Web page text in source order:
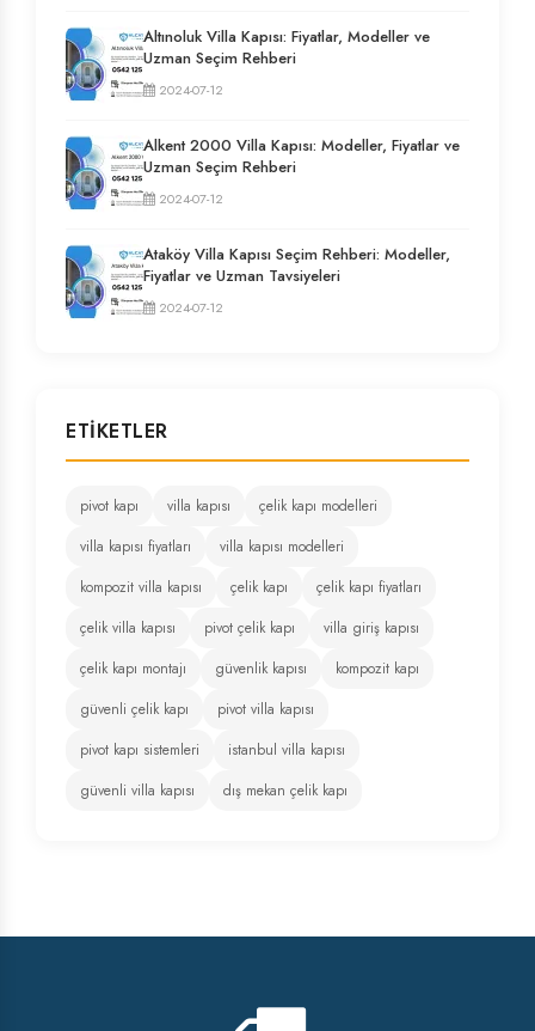
Altınoluk Villa Kapısı: Fiyatlar, Modeller ve
Uzman Seçim Rehberi
2024-07-12
Alkent 2000 Villa Kapısı: Modeller, Fiyatlar ve
Uzman Seçim Rehberi
2024-07-12
Ataköy Villa Kapısı Seçim Rehberi: Modeller,
Fiyatlar ve Uzman Tavsiyeleri
2024-07-12
ETIKETLER
pivot kapı villa kapısı
çelik kapı modelleri
villa kapısı fiyatları
villa kapısı modelleri
kompozit villa kapısı
çelik kapı
çelik kapı fiyatları
çelik villa kapısı
pivot çelik kapı
villa giriş kapısı
çelik kapı montajı
güvenlik kapısı
kompozit kapı
güvenli çelik kapı
pivot villa kapısı
pivot kapı sistemleri
istanbul villa kapısı
güvenli villa kapısı
dış mekan çelik kapı